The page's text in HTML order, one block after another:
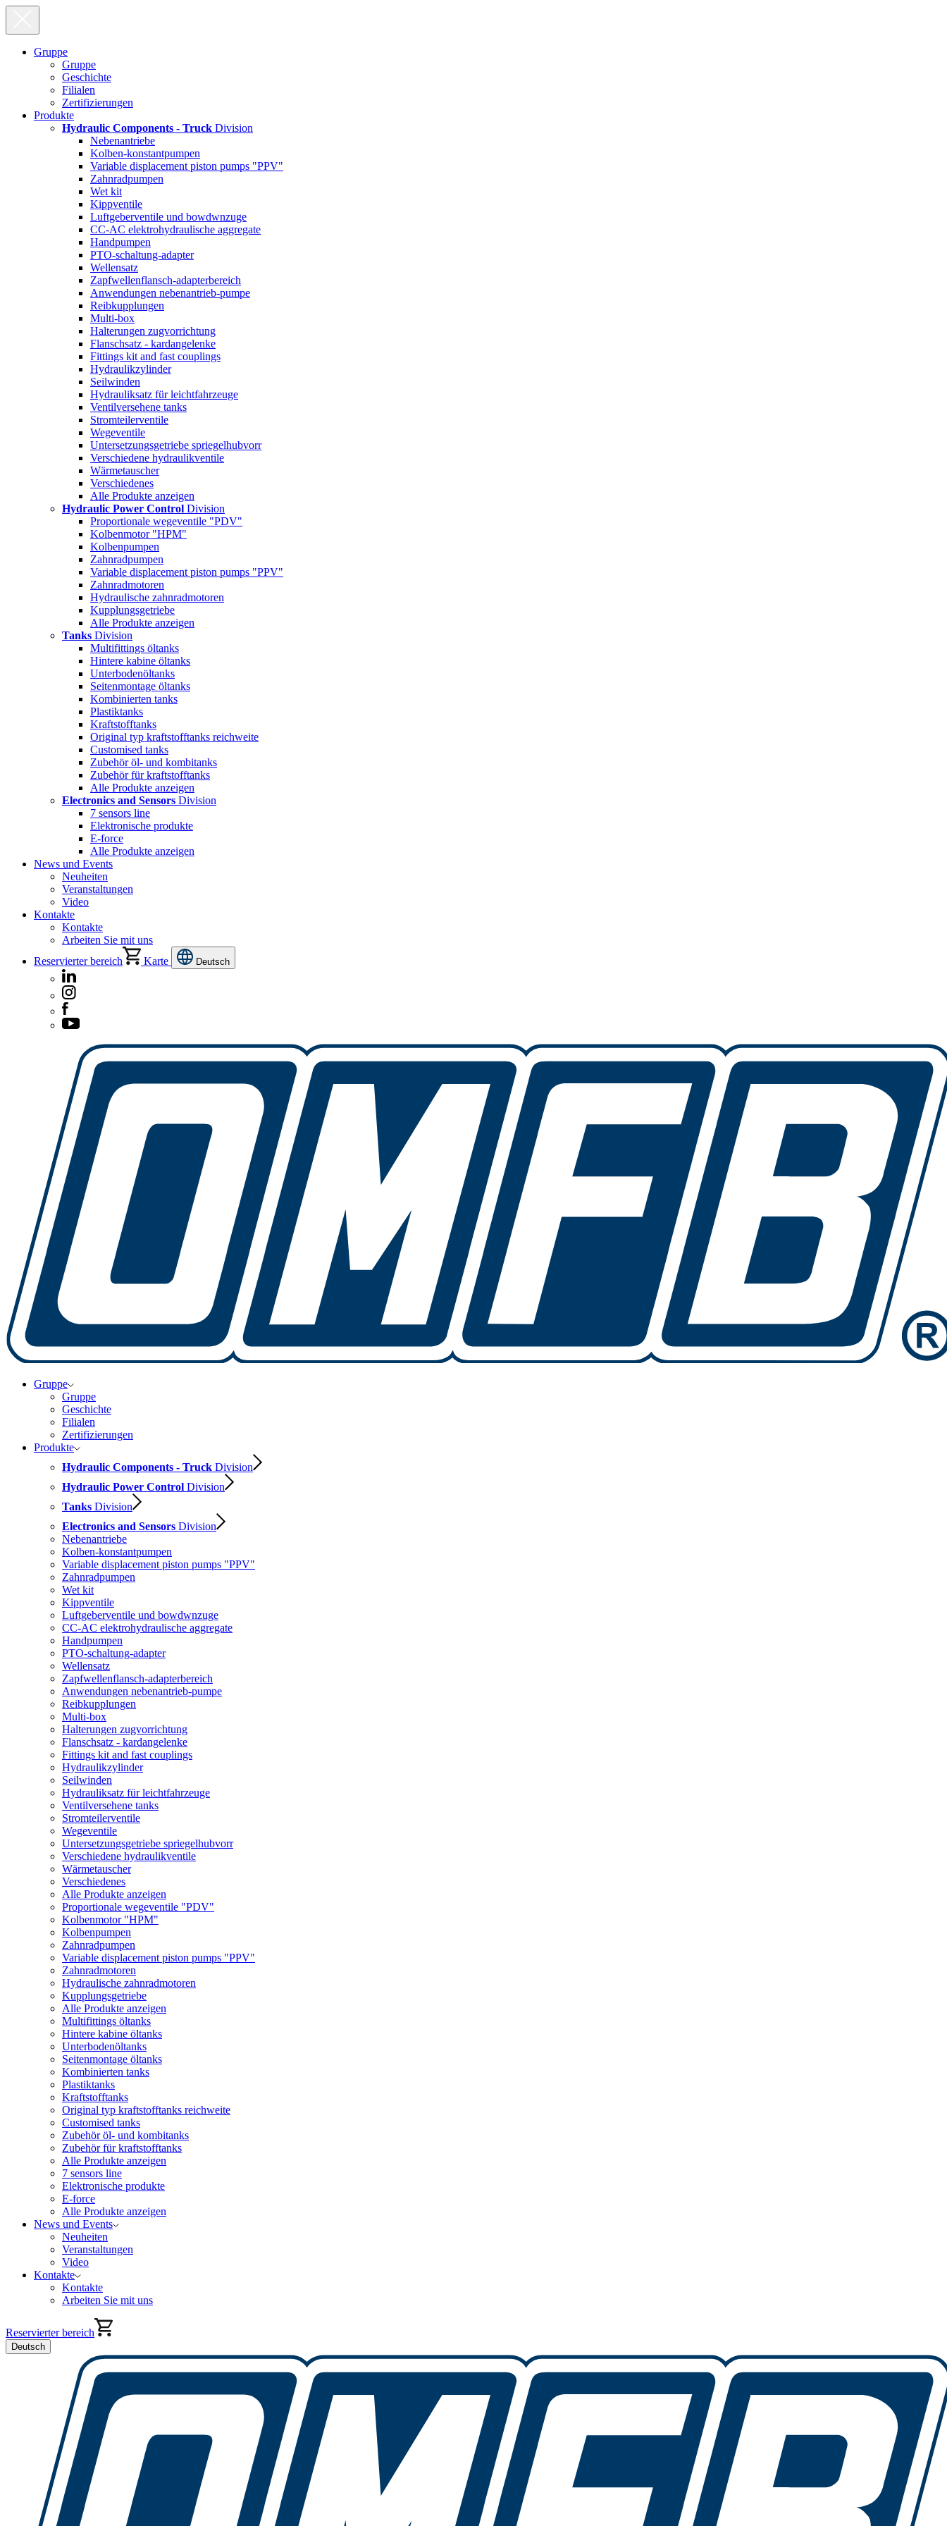
Gruppe
Gruppe
Geschichte
Filialen
Zertifizierungen
Produkte
Hydraulic Components - Truck Division
Nebenantriebe
Kolben-konstantpumpen
Variable displacement piston pumps "PPV"
Zahnradpumpen
Wet kit
Kippventile
Luftgeberventile und bowdwnzuge
CC-AC elektrohydraulische aggregate
Handpumpen
PTO-schaltung-adapter
Wellensatz
Zapfwellenflansch-adapterbereich
Anwendungen nebenantrieb-pumpe
Reibkupplungen
Multi-box
Halterungen zugvorrichtung
Flanschsatz - kardangelenke
Fittings kit and fast couplings
Hydraulikzylinder
Seilwinden
Hydrauliksatz für leichtfahrzeuge
Ventilversehene tanks
Stromteilerventile
Wegeventile
Untersetzungsgetriebe spriegelhubvorr
Verschiedene hydraulikventile
Wärmetauscher
Verschiedenes
Alle Produkte anzeigen
Hydraulic Power Control Division
Proportionale wegeventile "PDV"
Kolbenmotor "HPM"
Kolbenpumpen
Zahnradpumpen
Variable displacement piston pumps "PPV"
Zahnradmotoren
Hydraulische zahnradmotoren
Kupplungsgetriebe
Alle Produkte anzeigen
Tanks Division
Multifittings öltanks
Hintere kabine öltanks
Unterbodenöltanks
Seitenmontage öltanks
Kombinierten tanks
Plastiktanks
Kraftstofftanks
Original typ kraftstofftanks reichweite
Customised tanks
Zubehör öl- und kombitanks
Zubehör für kraftstofftanks
Alle Produkte anzeigen
Electronics and Sensors Division
7 sensors line
Elektronische produkte
E-force
Alle Produkte anzeigen
News und Events
Neuheiten
Veranstaltungen
Video
Kontakte
Kontakte
Arbeiten Sie mit uns
Reservierter bereich
Karte Deutsch
Gruppe
Gruppe
Geschichte
Filialen
Zertifizierungen
Produkte
Hydraulic Components - Truck Division
Hydraulic Power Control Division
Tanks Division
Electronics and Sensors Division
Nebenantriebe
Kolben-konstantpumpen
Variable displacement piston pumps "PPV"
Zahnradpumpen
Wet kit
Kippventile
Luftgeberventile und bowdwnzuge
CC-AC elektrohydraulische aggregate
Handpumpen
PTO-schaltung-adapter
Wellensatz
Zapfwellenflansch-adapterbereich
Anwendungen nebenantrieb-pumpe
Reibkupplungen
Multi-box
Halterungen zugvorrichtung
Flanschsatz - kardangelenke
Fittings kit and fast couplings
Hydraulikzylinder
Seilwinden
Hydrauliksatz für leichtfahrzeuge
Ventilversehene tanks
Stromteilerventile
Wegeventile
Untersetzungsgetriebe spriegelhubvorr
Verschiedene hydraulikventile
Wärmetauscher
Verschiedenes
Alle Produkte anzeigen
Proportionale wegeventile "PDV"
Kolbenmotor "HPM"
Kolbenpumpen
Zahnradpumpen
Variable displacement piston pumps "PPV"
Zahnradmotoren
Hydraulische zahnradmotoren
Kupplungsgetriebe
Alle Produkte anzeigen
Multifittings öltanks
Hintere kabine öltanks
Unterbodenöltanks
Seitenmontage öltanks
Kombinierten tanks
Plastiktanks
Kraftstofftanks
Original typ kraftstofftanks reichweite
Customised tanks
Zubehör öl- und kombitanks
Zubehör für kraftstofftanks
Alle Produkte anzeigen
7 sensors line
Elektronische produkte
E-force
Alle Produkte anzeigen
News und Events
Neuheiten
Veranstaltungen
Video
Kontakte
Kontakte
Arbeiten Sie mit uns
Reservierter bereich
Deutsch